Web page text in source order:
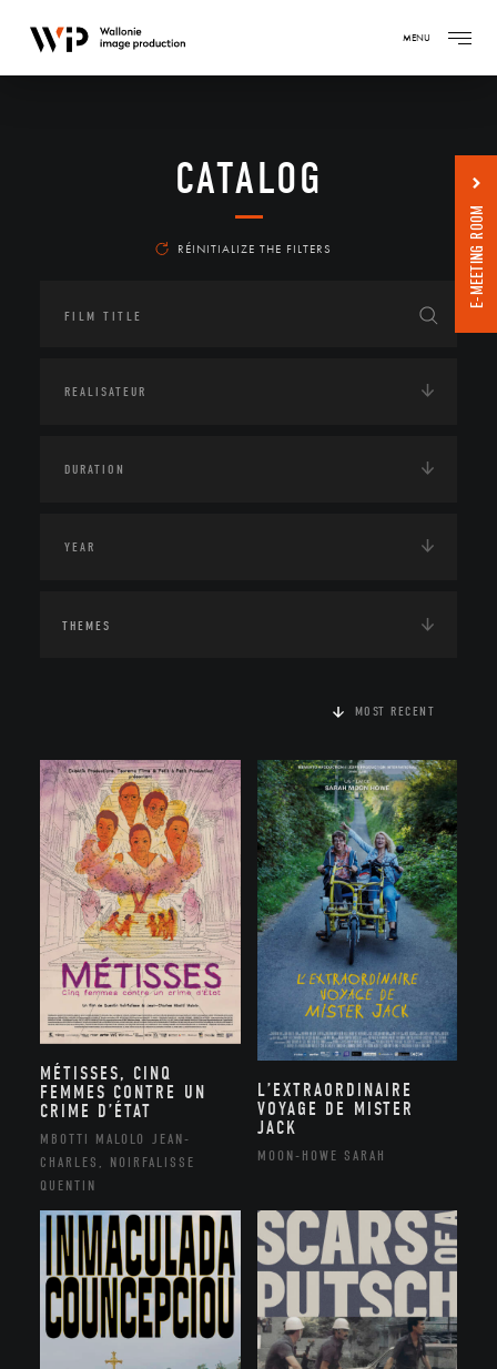
MENU
CATALOG
RÉINITIALIZE THE FILTERS
THEMES
MOST RECENT
MÉTISSES, CINQ
FEMMES CONTRE UN
CRIME D’ÉTAT
MBOTTI MALOLO JEAN-
CHARLES, NOIRFALISSE
QUENTIN
L’EXTRAORDINAIRE
VOYAGE DE MISTER
JACK
MOON-HOWE SARAH
E-MEETING ROOM